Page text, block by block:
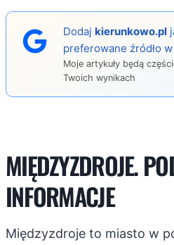
Dodajkierunkowo.pl
preferowane źródło
Moje artykuły będą
Twoich wynikach
MIĘDZYZDROJE.
INFORMACJE
Międzyzdroje to miasto w